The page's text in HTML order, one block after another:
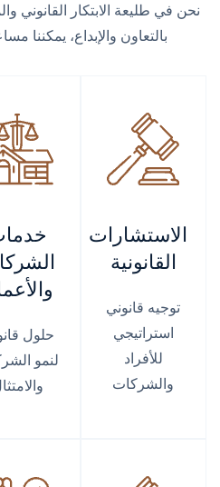
نحن في طليعة الابتكار القانوني
بالتعاون والإبداع، يمكننا
الاستشارات
القانونية
توجيه قانوني
استراتيجي
للأفراد
والشركات
حلول
لنمو